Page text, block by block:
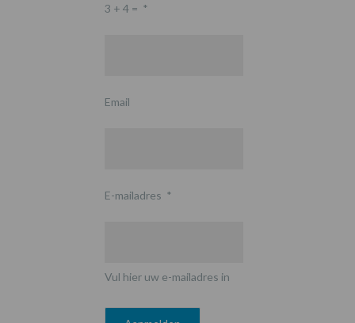
3 + 4 = *
Email
E-mailadres *
Vul hier uw e-mailadres in